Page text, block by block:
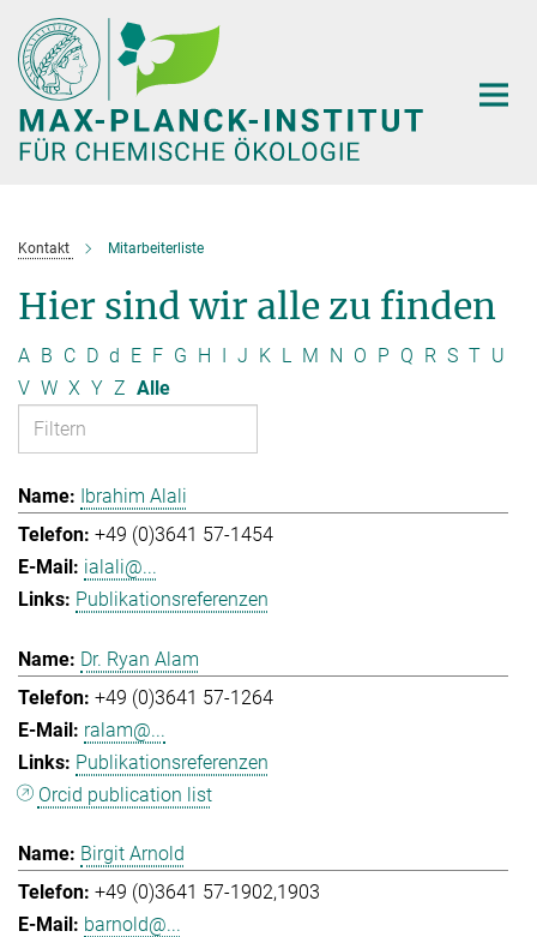
Hauptinhalt
Kontakt Mitarbeiterliste
Hier sind wir alle zu finden
A B C D d E F G H I J K L M N O P Q R S T U
V W X Y Z Alle
Ibrahim Alali
+49 (0)3641 57-1454
ialali@...
Publikationsreferenzen
Dr. Ryan Alam
+49 (0)3641 57-1264
ralam@...
Publikationsreferenzen
Orcid publication list
Birgit Arnold
+49 (0)3641 57-1902,1903
barnold@...